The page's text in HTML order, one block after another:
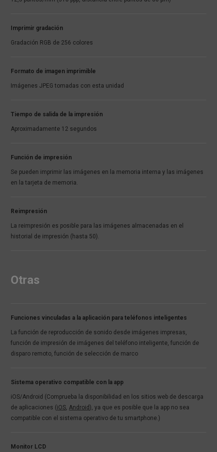
Imprimir gradación
Gradación RGB de 256 colores
Formato de imagen imprimible
Imágenes JPEG tomadas con esta unidad
Tiempo de salida de la impresión
Aproximadamente 12 segundos
Función de impresión
Se pueden imprimir las imágenes en la memoria interna y las imágenes
en la tarjeta de memoria.
Reimpresión
La reimpresión es posible para las imágenes almacenadas en el
historial de impresión (hasta 50).
Otras
Funciones vinculadas a la aplicación para teléfonos inteligentes
La función de reproducción de sonido desde imágenes impresas,
función de impresión de imágenes del teléfono inteligente, función de
disparo remoto, función de selección de marco
Sistema operativo compatible con la app
iOS/Android (Comprueba la disponibilidad en los sitios web de descarga
de aplicaciones (iOS, Android ), ya que es posible que la app no sea
compatible con el sistema operativo de tu smartphone.)
Monitor LCD